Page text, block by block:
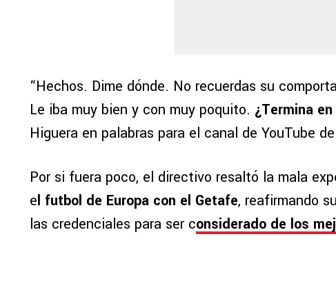
“Hechos. Dime dónde. No recuerdas su
Le iba muy bien y con muy poquito. ¿Termina
Higuera en palabras para el canal de YouTube
Por si fuera poco, el directivo resaltó la mala
el futbol de Europa con el Getafe, reafirmando
las credenciales para ser considerado de los